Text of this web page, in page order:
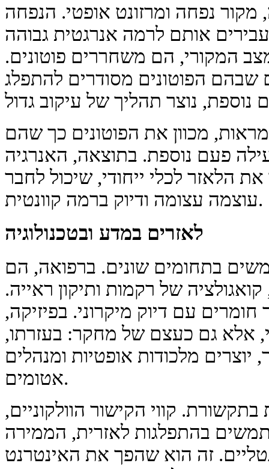
נפחה ומרזונט אופטי. הנפחה
אותם לרמה אנרגטית גבוהה
המקורי, הם משחררים פוטונים.
הפוטונים מסודרים להתפלג
מכוון את הפוטונים כך שהם
פעם נוספת. בתוצאה, האנרגיה
הלאזר לכלי ייחודי, שיכול לחבר
עוצמה עצומה ודיוק ברמה קוונטית.
לאזרים במדע ובטכנולוגיה
בתחומים שונים. ברפואה, הם
של רקמות ותיקון ראייה.
עם דיוק מיקרוני. בפיזיקה,
אלא גם כעצם של מחקר: בעזרתו,
מלכודות אופטיות ומנהלים
אטומים.
קווי הקישור הוולקוניים,
בהתפלגות לאזרית, הממירה
זה הוא שהפך את האינטרנט